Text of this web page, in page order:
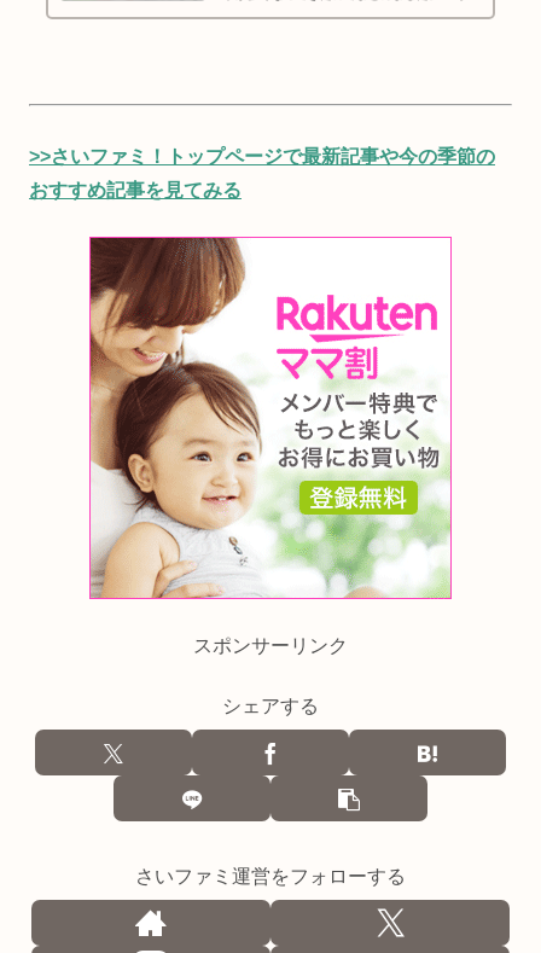
>>さいファミ！トップページで最新記事や今の季節の
おすすめ記事を見てみる
スポンサーリンク
シェアする
さいファミ運営をフォローする